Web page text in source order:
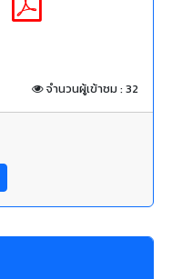
จำนวนผู้เข้าชม : 32